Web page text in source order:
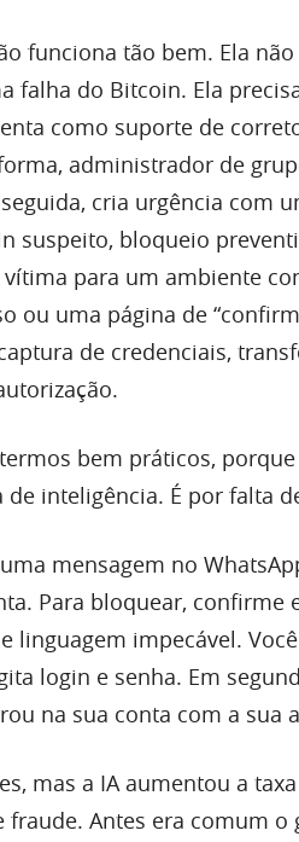
funciona tão bem. Ela
falha do Bitcoin. Ela
como suporte de
administrador de
cria urgência com
suspeito, bloqueio
para um ambiente
ou uma página de
de credenciais,
bem práticos,
inteligência. É por falta
mensagem no
Para bloquear, confirme
linguagem impecável.
login e senha. Em
na sua conta com a sua
mas a IA aumentou a
fraude. Antes era comum o